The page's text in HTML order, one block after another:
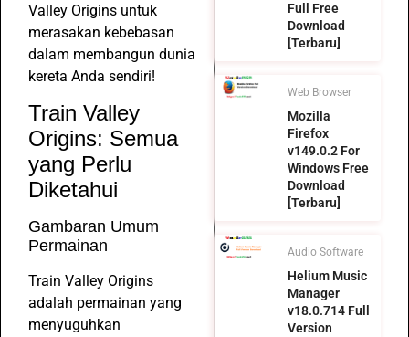
Valley Origins untuk
merasakan kebebasan
dalam membangun dunia
kereta Anda sendiri!
Train Valley
Origins: Semua
yang Perlu
Diketahui
Gambaran Umum
Permainan
Train Valley Origins
adalah permainan yang
menyuguhkan
Full Free
Download
[Terbaru]
Web Browser
Mozilla
Firefox
v149.0.2 For
Windows Free
Download
[Terbaru]
Audio Software
Helium Music
Manager
v18.0.714 Full
Version